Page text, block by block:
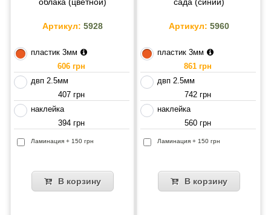
Артикул: 5928
пластик 3мм
606 грн
двп 2.5мм
407 грн
наклейка
394 грн
Ламинация + 150 грн
В корзину
Артикул: 5960
пластик 3мм
861 грн
двп 2.5мм
742 грн
наклейка
560 грн
Ламинация + 150 грн
В корзину